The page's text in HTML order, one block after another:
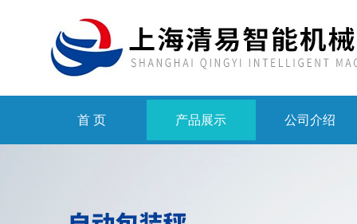
首 页 产品展示 公司介绍